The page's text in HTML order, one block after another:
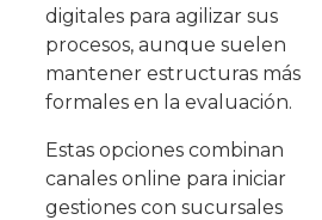
digitales para agilizar sus
procesos, aunque suelen
mantener estructuras más
formales en la evaluación.
Estas opciones combinan
canales online para iniciar
gestiones con sucursales